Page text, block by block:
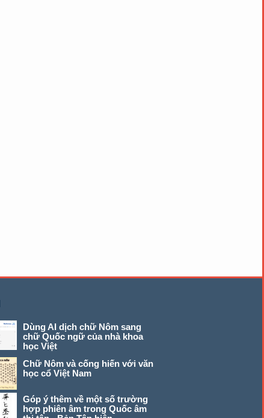
Dùng AI dịch chữ Nôm sang
chữ Quốc ngữ của nhà khoa
học Việt
Chữ Nôm và cống hiến với văn
học cổ Việt Nam
Góp ý thêm về một số trường
hợp phiên âm trong Quốc âm